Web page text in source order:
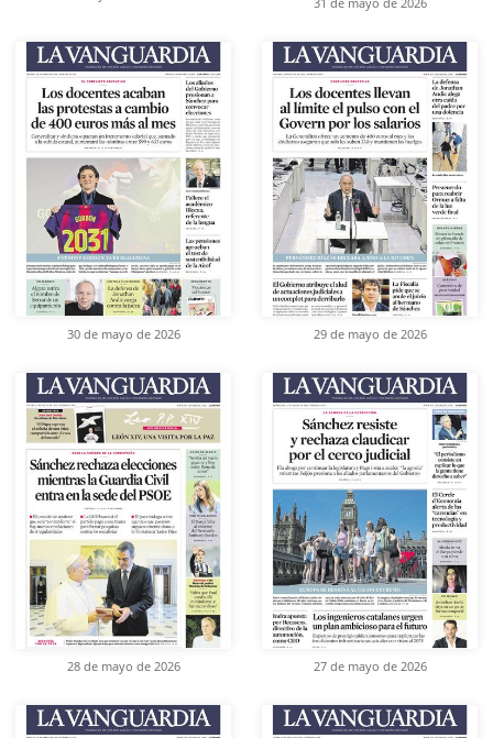
31 de mayo de 2026
30 de mayo de 2026 29 de mayo de 2026
28 de mayo de 2026 27 de mayo de 2026